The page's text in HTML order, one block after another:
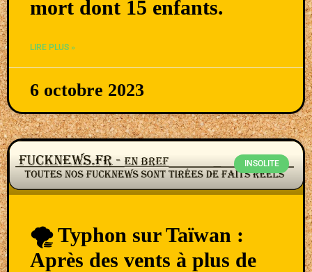
mort dont 15 enfants.
LIRE PLUS »
6 octobre 2023
INSOLITE
🌪 Typhon sur Taïwan :
Après des vents à plus de